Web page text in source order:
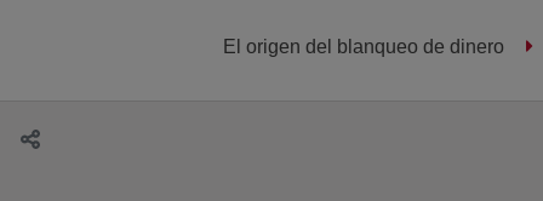
El origen del blanqueo de dinero